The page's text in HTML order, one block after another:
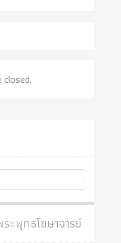
closed.
ะพุทธโฆษาจารย์